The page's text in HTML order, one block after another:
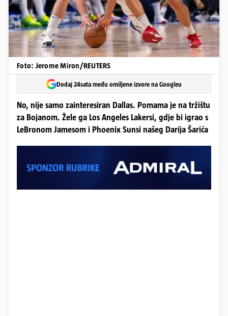
Foto: Jerome Miron/REUTERS
Dodaj 24sata među omiljene izvore na Googleu
No, nije samo zainteresiran Dallas. Pomama je na tržištu
za Bojanom. Žele ga Los Angeles Lakersi, gdje bi igrao s
LeBronom Jamesom i Phoenix Sunsi našeg Darija Šarića